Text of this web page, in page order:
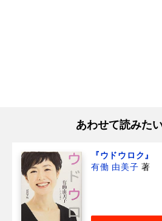
あわせて読みた
『ウドウロク』
有働 由美子 著